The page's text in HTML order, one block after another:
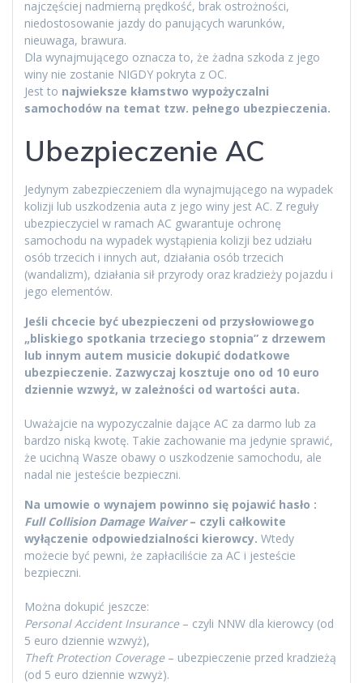
najczęściej nadmierną prędkość, brak ostrożności,
niedostosowanie jazdy do panujących warunków,
nieuwaga, brawura.
Dla wynajmującego oznacza to, że żadna szkoda z jego
winy nie zostanie NIGDY pokryta z OC.
Jest to najwieksze kłamstwo wypożyczalni
samochodów na temat tzw. pełnego ubezpieczenia.
Ubezpieczenie AC
Jedynym zabezpieczeniem dla wynajmującego na wypadek
kolizji lub uszkodzenia auta z jego winy jest AC. Z reguły
ubezpieczyciel w ramach AC gwarantuje ochronę
samochodu na wypadek wystąpienia kolizji bez udziału
osób trzecich i innych aut, działania osób trzecich
(wandalizm), działania sił przyrody oraz kradzieży pojazdu i
jego elementów.
Jeśli chcecie być ubezpieczeni od przysłowiowego
„bliskiego spotkania trzeciego stopnia” z drzewem
lub innym autem musicie dokupić dodatkowe
ubezpieczenie. Zazwyczaj kosztuje ono od 10 euro
dziennie wzwyż, w zależności od wartości auta.
Uważajcie na wypozyczalnie dające AC za darmo lub za
bardzo niską kwotę. Takie zachowanie ma jedynie sprawić,
że ucichną Wasze obawy o uszkodzenie samochodu, ale
nadal nie jesteście bezpieczni.
Na umowie o wynajem powinno się pojawić hasło :
Full Collision Damage Waiver– czyli całkowite
wyłączenie odpowiedzialności kierowcy. Wtedy
możecie być pewni, że zapłaciliście za AC i jesteście
bezpieczni.
Można dokupić jeszcze:
Personal Accident Insurance– czyli NNW dla kierowcy (od
5 euro dziennie wzwyż),
Theft Protection Coverage– ubezpieczenie przed kradzieżą
(od 5 euro dziennie wzwyż).